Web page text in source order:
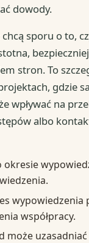
dowody.
sporu o to,
stron. To
gdzie
wpływać na
albo
okresie
wypowiedzenia
współpracy.
może